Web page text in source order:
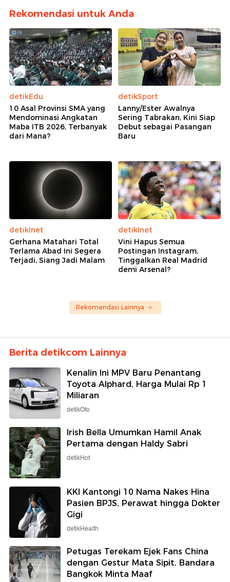
Rekomendasi untuk Anda
detikEdu
10 Asal Provinsi SMA yang
Mendominasi Angkatan
Maba ITB 2026, Terbanyak
dari Mana?
detikSport
Lanny/Ester Awalnya
Sering Tabrakan, Kini Siap
Debut sebagai Pasangan
Baru
detikInet
Gerhana Matahari Total
Terlama Abad Ini Segera
Terjadi, Siang Jadi Malam
detikInet
Vini Hapus Semua
Postingan Instagram,
Tinggalkan Real Madrid
demi Arsenal?
Rekomendasi Lainnya
Berita detikcom Lainnya
Kenalin Ini MPV Baru Penantang
Toyota Alphard, Harga Mulai Rp 1
Miliaran
detikOto
Irish Bella Umumkan Hamil Anak
Pertama dengan Haldy Sabri
detikHot
KKI Kantongi 10 Nama Nakes Hina
Pasien BPJS, Perawat hingga Dokter
Gigi
detikHealth
Petugas Terekam Ejek Fans China
dengan Gestur Mata Sipit, Bandara
Bangkok Minta Maaf